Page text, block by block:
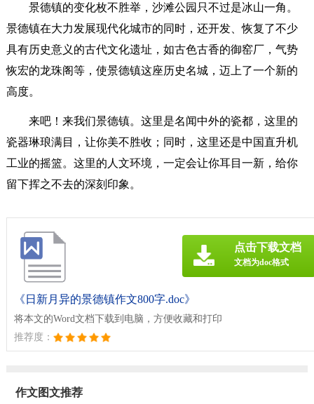
景德镇的变化枚不胜举，沙滩公园只不过是冰山一角。
景德镇在大力发展现代化城市的同时，还开发、恢复了不少
具有历史意义的古代文化遗址，如古色古香的御窑厂，气势
恢宏的龙珠阁等，使景德镇这座历史名城，迈上了一个新的
高度。
来吧！来我们景德镇。这里是名闻中外的瓷都，这里的
瓷器琳琅满目，让你美不胜收；同时，这里还是中国直升机
工业的摇篮。这里的人文环境，一定会让你耳目一新，给你
留下挥之不去的深刻印象。
《日新月异的景德镇作文800字.doc》
将本文的Word文档下载到电脑，方便收藏和打印
推荐度：
点击下载文档
文档为doc格式
作文图文推荐